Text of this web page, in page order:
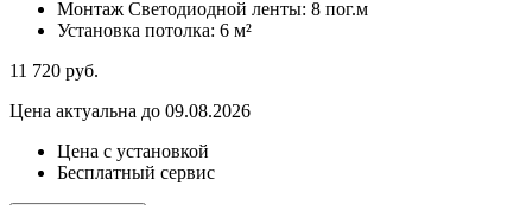
Монтаж Светодиодной ленты: 8 пог.м
Установка потолка: 6 м²
11 720 руб.
Цена актуальна до 09.08.2026
Цена с установкой
Бесплатный сервис